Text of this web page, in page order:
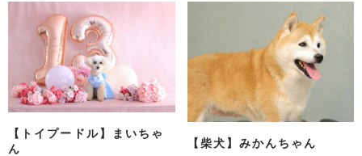
【トイプードル】まいちゃ
ん
【柴犬】みかんちゃん